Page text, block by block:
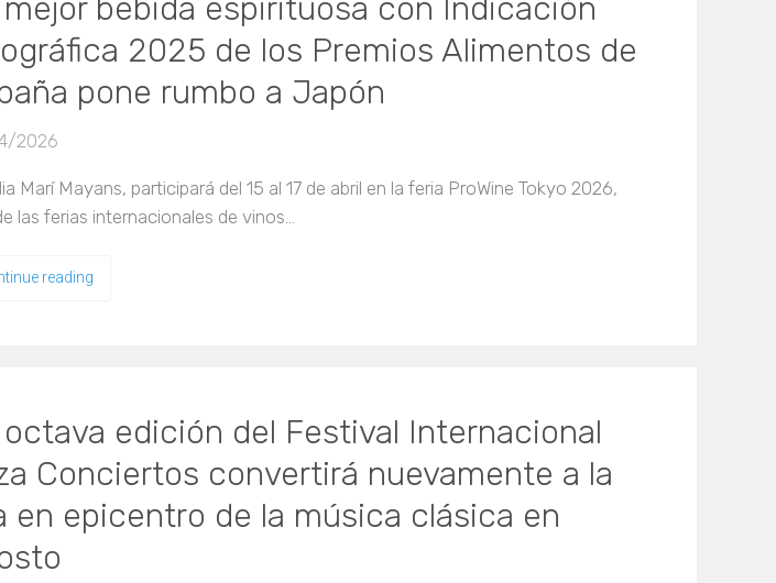
mejor bebida espirituosa con Indicación
2025 de los Premios Alimentos de
pone rumbo a Japón
2026
Marí Mayans, participará del 15 al 17 de abril en la feria ProWine Tokyo 2026,
las ferias internacionales de vinos…
reading
octava edición del Festival Internacional
Conciertos convertirá nuevamente a la
en epicentro de la música clásica en